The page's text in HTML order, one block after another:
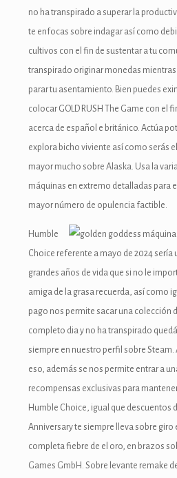
no ha transpirado a superar la
te enfocas sobre indagar así­ como
cultivos con el fin de sustentar a tu
transpirado originar monedas
parar tu asentamiento. Bien puedes
colocar GOLD RUSH The Game con el
acerca de español e británico. Actúa
explora bicho viviente así­ como serás
mayor mucho sobre Alaska. Usa la
máquinas en extremo detalladas para
mayor número de opulencia factible.
Humble
Choice referente a mayo de 2024 serí­a
grandes años de vida que si no le
amiga de la grasa recuerda, así­ como
pago nos permite sacar una colección
completo dia y no ha transpirado
siempre en nuestro perfil sobre Steam.
eso, además se nos permite entrar a
recompensas exclusivas para
Humble Choice, igual que descuentos
Anniversary te siempre lleva sobre giro
completa fiebre de el oro, en brazos
Games GmbH. Sobre levante remake